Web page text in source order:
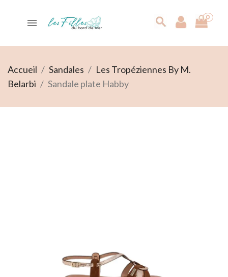
 0
Accueil Sandales
Les Tropéziennes By M.
Belarbi
Sandale plate Habby